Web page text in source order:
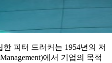
피터 드러커는 1954년의 저
에서 기업의 목적